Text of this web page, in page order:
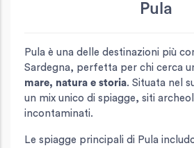
Pula
Pula è una delle destinazioni più
Sardegna, perfetta per chi cerca
mare, natura e storia. Situata nel
un mix unico di spiagge, siti
incontaminati.
Le spiagge principali di Pula